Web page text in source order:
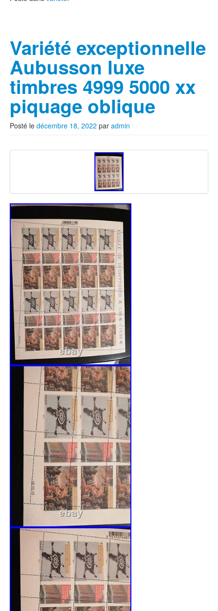
Variété exceptionnelle
Aubusson luxe
timbres 4999 5000 xx
piquage oblique
Posté le décembre 18, 2022 par admin